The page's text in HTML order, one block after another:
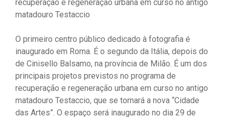
recuperação e regeneração urbana em curso no antigo
matadouro Testaccio
O primeiro centro público dedicado à fotografia é
inaugurado em Roma. É o segundo da Itália, depois do
de Cinisello Balsamo, na província de Milão. É um dos
principais projetos previstos no programa de
recuperação e regeneração urbana em curso no antigo
matadouro Testaccio, que se tornará a nova “Cidade
das Artes”. O espaço será inaugurado no dia 29 de